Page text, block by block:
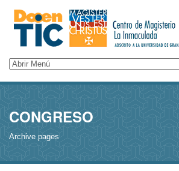
CONGRESO
Archive pages